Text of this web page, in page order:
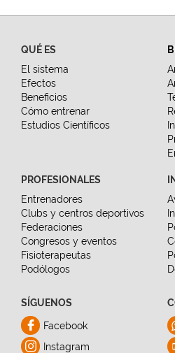
QUÉ ES
El sistema
Efectos
Beneficios
Cómo entrenar
Estudios Científicos
PROFESIONALES
Entrenadores
Clubs y centros deportivos
Federaciones
Congresos y eventos
Fisioterapeutas
Podólogos
SÍGUENOS
Facebook
Instagram